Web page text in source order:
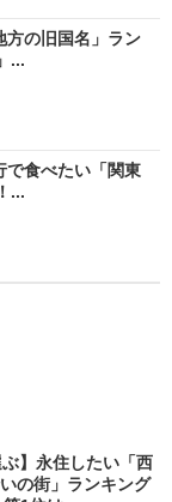
方の旧国名」ラン
...
で食べたい「関東
...
ぶ】永住したい「西
の街」ランキング